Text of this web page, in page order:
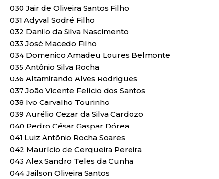
030 Jair de Oliveira Santos Filho
031 Adyval Sodré Filho
032 Danilo da Silva Nascimento
033 José Macedo Filho
034 Domenico Amadeu Loures Belmonte
035 Antônio Silva Rocha
036 Altamirando Alves Rodrigues
037 João Vicente Felício dos Santos
038 Ivo Carvalho Tourinho
039 Aurélio Cezar da Silva Cardozo
040 Pedro César Gaspar Dórea
041 Luiz Antônio Rocha Soares
042 Maurício de Cerqueira Pereira
043 Alex Sandro Teles da Cunha
044 Jailson Oliveira Santos